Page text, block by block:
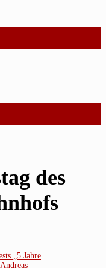
des